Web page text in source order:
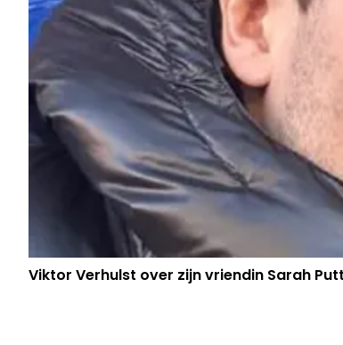
Viktor Verhulst over zijn vriendin Sarah